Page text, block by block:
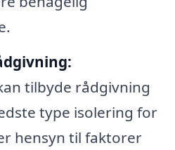
tilbyde rådgivning
type isolering for
hensyn til faktorer